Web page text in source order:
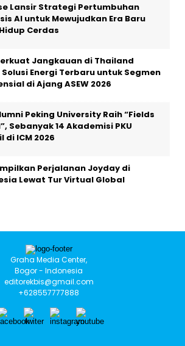
Lansir Strategi Pertumbuhan
AI untuk Mewujudkan Era Baru
Cerdas
Jangkauan di Thailand
Energi Terbaru untuk Segmen
di Ajang ASEW 2026
Peking University Raih “Fields
Sebanyak 14 Akademisi PKU
di ICM 2026
Perjalanan Joyday di
Lewat Tur Virtual Global
Graha Media Center,
Bogor - Indonesia
editorekbis@gmail.com
+628557777888